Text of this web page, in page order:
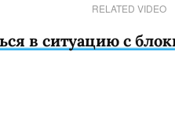
RELATED VIDEO
в ситуацию с